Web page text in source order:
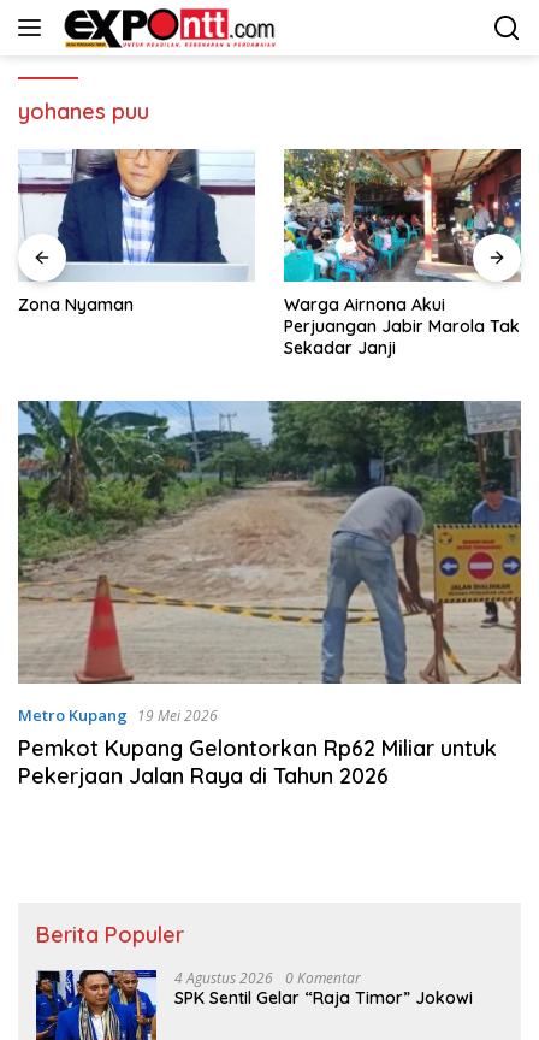
Langsung
yohanes puu
Zona Nyaman
Warga Airnona Akui
Perjuangan Jabir Marola Tak
Sekadar Janji
Metro Kupang 19 Mei 2026
Pemkot Kupang Gelontorkan Rp62 Miliar untuk
Pekerjaan Jalan Raya di Tahun 2026
Berita Populer
4 Agustus 2026 0 Komentar
SPK Sentil Gelar “Raja Timor” Jokowi